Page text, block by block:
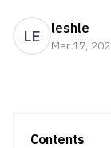
LE leshle
Mar 17,
Contents